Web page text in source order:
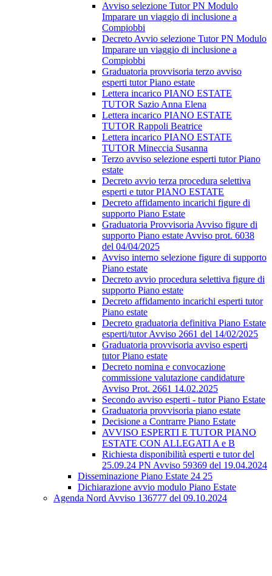
Avviso selezione Tutor PN Modulo
Imparare un viaggio di inclusione a
Compiobbi
Decreto Avvio selezione Tutor PN Modulo
Imparare un viaggio di inclusione a
Compiobbi
Graduatoria provvisoria terzo avviso
esperti tutor Piano estate
Lettera incarico PIANO ESTATE
TUTOR Sazio Anna Elena
Lettera incarico PIANO ESTATE
TUTOR Rappoli Beatrice
Lettera incarico PIANO ESTATE
TUTOR Mineccia Susanna
Terzo avviso selezione esperti tutor Piano
estate
Decreto avvio terza procedura selettiva
esperti e tutor PIANO ESTATE
Decreto affidamento incarichi figure di
supporto Piano Estate
Graduatoria Provvisoria Avviso figure di
supporto Piano estate Avviso prot. 6038
del 04/04/2025
Avviso interno selezione figure di supporto
Piano estate
Decreto avvio procedura selettiva figure di
supporto Piano estate
Decreto affidamento incarichi esperti tutor
Piano estate
Decreto graduatoria definitiva Piano Estate
esperti/tutor Avviso 2661 del 14/02/2025
Graduatoria provvisoria avviso esperti
tutor Piano estate
Decreto nomina e convocazione
commissione valutazione candidature
Avviso Prot. 2661 14.02.2025
Secondo avviso esperti - tutor Piano Estate
Graduatoria provvisoria piano estate
Decisione a Contrarre Piano Estate
AVVISO ESPERTI E TUTOR PIANO
ESTATE CON ALLEGATI A e B
Richiesta disponibilità esperti e tutor del
25.09.24 PN Avviso 59369 del 19.04.2024
Disseminazione Piano Estate 24 25
Dichiarazione avvio modulo Piano Estate
Agenda Nord Avviso 136777 del 09.10.2024